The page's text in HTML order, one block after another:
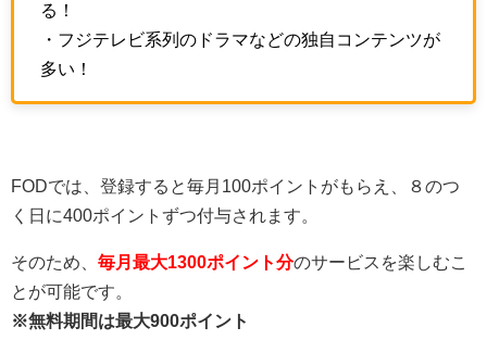
る！
・フジテレビ系列のドラマなどの独自コンテンツが
多い！
FODでは、登録すると毎月100ポイントがもらえ、８のつ
く日に400ポイントずつ付与されます。
そのため、 毎月最大1300ポイント分のサービスを楽しむこ
とが可能です。
※無料期間は最大900ポイント